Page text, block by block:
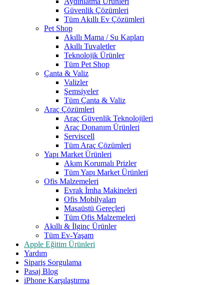
Güvenlik Çözümleri
Tüm Akıllı Ev Çözümleri
Pet Shop
Akıllı Mama / Su Kapları
Akıllı Tuvaletler
Teknolojik Ürünler
Tüm Pet Shop
Çanta & Valiz
Valizler
Şemsiyeler
Tüm Çanta & Valiz
Araç Çözümleri
Araç Güvenlik Teknolojileri
Araç Donanım Ürünleri
Serviscell
Tüm Araç Çözümleri
Yapı Market Ürünleri
Akım Korumalı Prizler
Tüm Yapı Market Ürünleri
Ofis Malzemeleri
Evrak İmha Makineleri
Ofis Mobilyaları
Masaüstü Gereçleri
Tüm Ofis Malzemeleri
Akıllı & İlginç Ürünler
Tüm Ev-Yaşam
Apple Eğitim Ürünleri
Yardım
Sipariş Sorgulama
Pasaj Blog
iPhone Karşılaştırma